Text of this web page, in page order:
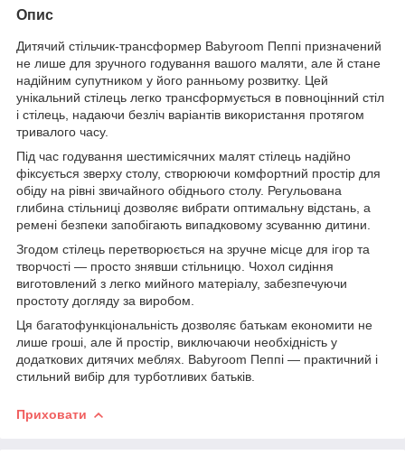
Опис
Дитячий стільчик-трансформер Babyroom Пеппі призначений
не лише для зручного годування вашого маляти, але й стане
надійним супутником у його ранньому розвитку. Цей
унікальний стілець легко трансформується в повноцінний стіл
і стілець, надаючи безліч варіантів використання протягом
тривалого часу.
Під час годування шестимісячних малят стілець надійно
фіксується зверху столу, створюючи комфортний простір для
обіду на рівні звичайного обіднього столу. Регульована
глибина стільниці дозволяє вибрати оптимальну відстань, а
ремені безпеки запобігають випадковому зсуванню дитини.
Згодом стілець перетворюється на зручне місце для ігор та
творчості — просто знявши стільницю. Чохол сидіння
виготовлений з легко мийного матеріалу, забезпечуючи
простоту догляду за виробом.
Ця багатофункціональність дозволяє батькам економити не
лише гроші, але й простір, виключаючи необхідність у
додаткових дитячих меблях. Babyroom Пеппі — практичний і
стильний вибір для турботливих батьків.
Приховати